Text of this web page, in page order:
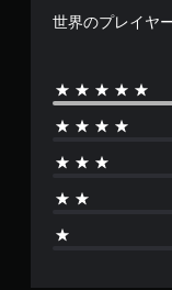
世界のプレイヤ